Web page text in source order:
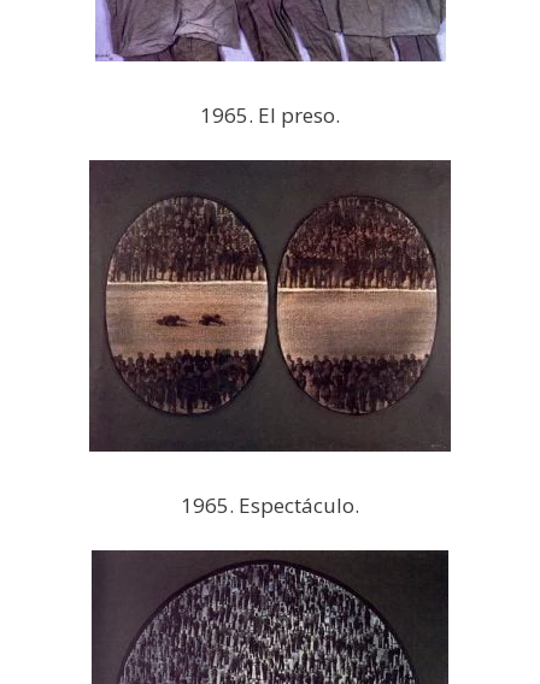
1965. El preso.
1965. Espectáculo.